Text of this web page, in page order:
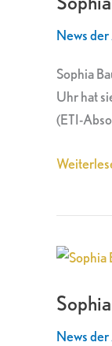
News
Sophia
Uhr hat
(ETI-
Frank
in
„Kabale
und
News
Sophia
Musical-